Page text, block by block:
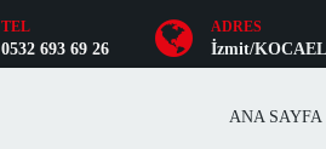
TEL
0532 693 69 26
ADRES
İzmit/
ANA SAYFA